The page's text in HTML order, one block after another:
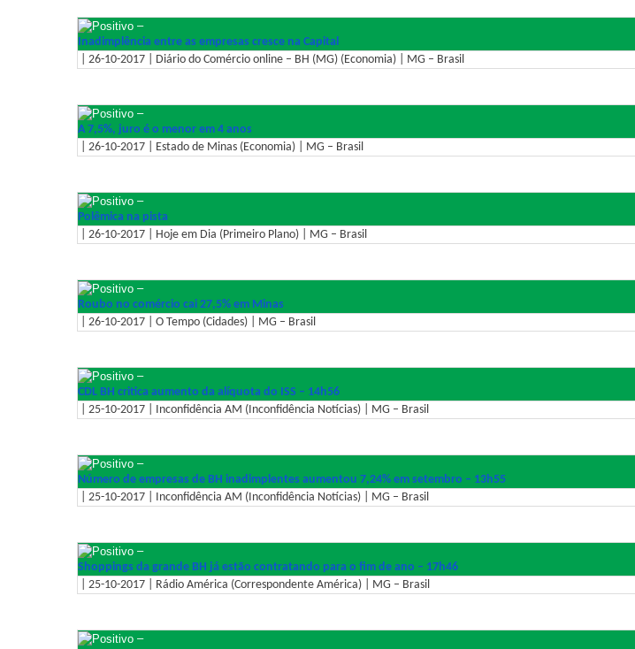
–
Inadimplência entre as empresas cresce na Capital
| 26-10-2017 | Diário do Comércio online – BH (MG) (Economia) | MG – Brasil
–
A 7,5%, juro é o menor em 4 anos
| 26-10-2017 | Estado de Minas (Economia) | MG – Brasil
–
Polêmica na pista
| 26-10-2017 | Hoje em Dia (Primeiro Plano) | MG – Brasil
–
Roubo no comércio cai 27,5% em Minas
| 26-10-2017 | O Tempo (Cidades) | MG – Brasil
–
CDL BH critica aumento da alíquota do ISS – 14h56
| 25-10-2017 | Inconfidência AM (Inconfidência Notícias) | MG – Brasil
–
Número de empresas de BH inadimplentes aumentou 7,24% em setembro – 13h55
| 25-10-2017 | Inconfidência AM (Inconfidência Notícias) | MG – Brasil
–
Shoppings da grande BH já estão contratando para o fim de ano – 17h46
| 25-10-2017 | Rádio América (Correspondente América) | MG – Brasil
–